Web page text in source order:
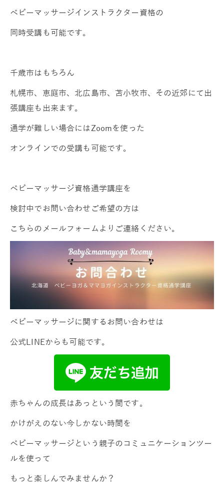
ベビーマッサージインストラクター資格の
同時受講も可能です。
千歳市はもちろん
札幌市、恵庭市、北広島市、苫小牧市、その近郊にて出
張講座も出来ます。
通学が難しい場合にはZoomを使った
オンラインでの受講も可能です。
ベビーマッサージ資格通学講座を
検討中でお問い合わせご希望の方は
こちらのメールフォームよりご連絡ください。
ベビーマッサージに関するお問い合わせは
公式LINEからも可能です。
赤ちゃんの成長はあっという間です。
かけがえのない今しかない時間を
ベビーマッサージという親子のコミュニケーションツー
ルを使って
もっと楽しんでみませんか？